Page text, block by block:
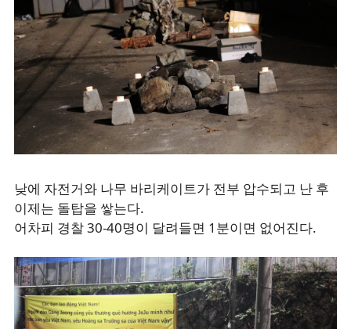
낮에 자전거와 나무 바리케이트가 전부 압수되고 난 후
이제는 돌탑을 쌓는다.
어차피 경찰 30-40명이 달려들면 1분이면 없어진다.